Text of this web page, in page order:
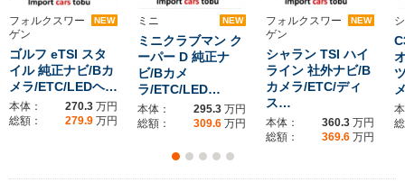
フォルクスワー
ゲン
NEW
ゴルフ eTSI スタ
イル 純正ナビ/Bカ
メラ/ETC/LEDヘ…
本体： 270.3 万円
総額：
279.9 万円
ミニ NEW
ミニクラブマン ク
ーパー D 純正ナ
ビ/Bカメ
ラ/ETC/LED…
本体： 295.3 万円
総額：
309.6 万円
フォルクスワー
ゲン
NEW
シャラン TSI ハイ
ライン 社外ナビ/B
カメラ/ETC/ディ
ス…
本体： 360.3 万円
総額：
369.6 万円